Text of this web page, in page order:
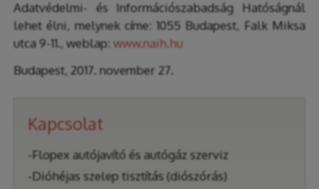
Adatvédelmi- és Információszabadság Hatóságnál
lehet élni, melynek címe: 1055 Budapest, Falk Miksa
utca 9-11., weblap:www.naih.hu
Budapest, 2017. november 27.
Kapcsolat
-Flopex autójavító és autógáz szerviz
-Dióhéjas szelep tisztítás (diószórás)